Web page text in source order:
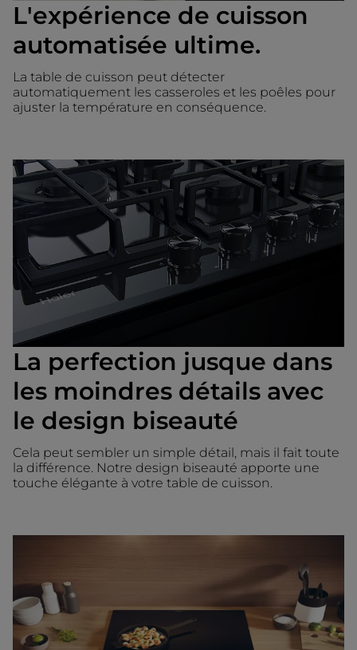
L'expérience de cuisson
automatisée ultime.
La table de cuisson peut détecter
automatiquement les casseroles et les poêles pour
ajuster la température en conséquence.
La perfection jusque dans
les moindres détails avec
le design biseauté
Cela peut sembler un simple détail, mais il fait toute
la différence. Notre design biseauté apporte une
touche élégante à votre table de cuisson.